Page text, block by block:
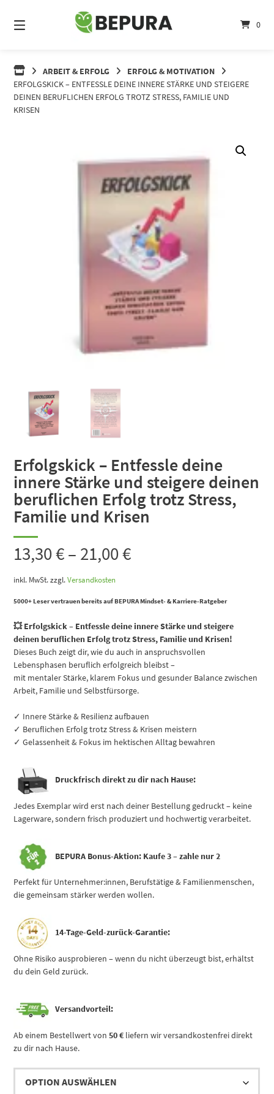
zum
Inhalt
0
ARBEIT & ERFOLG
ERFOLG & MOTIVATION
ERFOLGSKICK – ENTFESSLE DEINE INNERE STÄRKE UND STEIGERE
DEINEN BERUFLICHEN ERFOLG TROTZ STRESS, FAMILIE UND
KRISEN
Erfolgskick – Entfessle deine
innere Stärke und steigere deinen
beruflichen Erfolg trotz Stress,
Familie und Krisen
13,30€– 21,00€
inkl. MwSt. zzgl.Versandkosten
5000+ Leser vertrauen bereits auf BEPURA Mindset- & Karriere-Ratgeber
💥 Erfolgskick – Entfessle deine innere Stärke und steigere
deinen beruflichen Erfolg trotz Stress, Familie und Krisen!
Dieses Buch zeigt dir, wie du auch in anspruchsvollen
Lebensphasen beruflich erfolgreich bleibst –
mit mentaler Stärke, klarem Fokus und gesunder Balance zwischen
Arbeit, Familie und Selbstfürsorge.
✓ Innere Stärke & Resilienz aufbauen
✓ Beruflichen Erfolg trotz Stress & Krisen meistern
✓ Gelassenheit & Fokus im hektischen Alltag bewahren
Druckfrisch direkt zu dir nach Hause:
Jedes Exemplar wird erst nach deiner Bestellung gedruckt – keine
Lagerware, sondern frisch produziert und hochwertig verarbeitet.
BEPURA Bonus-Aktion: Kaufe 3 – zahle nur 2
Perfekt für Unternehmer:innen, Berufstätige & Familienmenschen,
die gemeinsam stärker werden wollen.
14-Tage-Geld-zurück-Garantie:
Ohne Risiko ausprobieren – wenn du nicht überzeugt bist, erhältst
du dein Geld zurück.
Versandvorteil:
Ab einem Bestellwert von50 € liefern wir versandkostenfrei direkt
zu dir nach Hause.